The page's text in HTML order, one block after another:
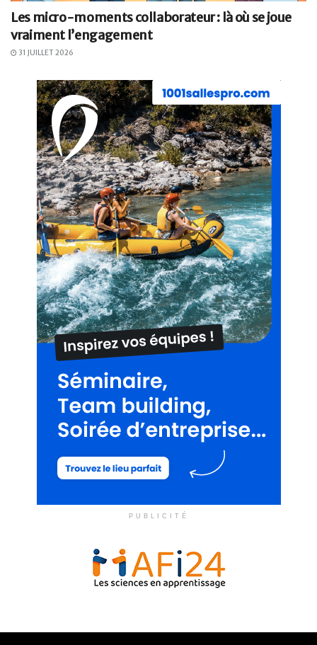
Les micro-moments collaborateur : là où se joue
vraiment l’engagement
31 JUILLET 2026
PUBLICITÉ